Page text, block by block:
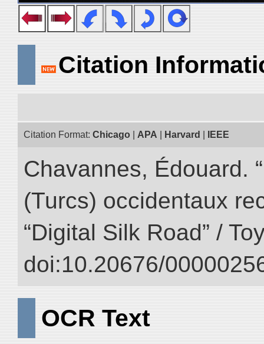
Citation
Citation Format: Chicago APA Harvard IEEE
Chavannes, Édouard.
(Turcs) occidentaux
“Digital Silk Road” /
doi:10.20676/
OCR Text